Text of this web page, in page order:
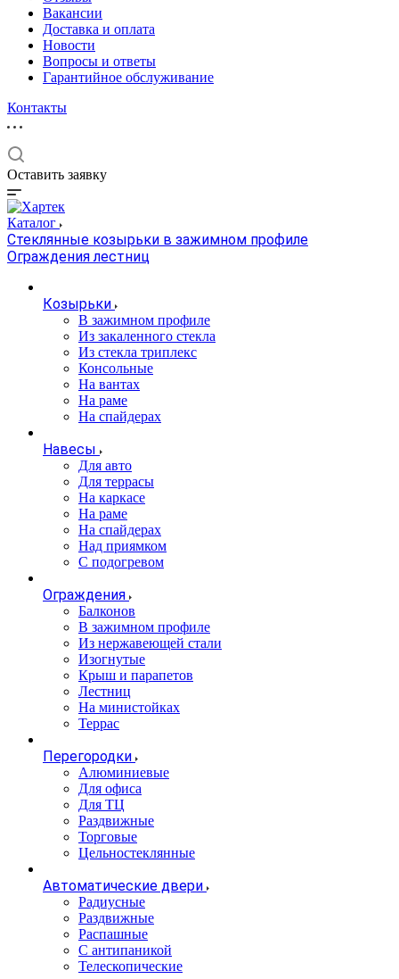
Вакансии
Доставка и оплата
Новости
Вопросы и ответы
Гарантийное обслуживание
Контакты
Оставить заявку
Каталог
Стеклянные козырьки в зажимном профиле
Ограждения лестниц
Козырьки
В зажимном профиле
Из закаленного стекла
Из стекла триплекс
Консольные
На вантах
На раме
На спайдерах
Навесы
Для авто
Для террасы
На каркасе
На раме
На спайдерах
Над приямком
С подогревом
Ограждения
Балконов
В зажимном профиле
Из нержавеющей стали
Изогнутые
Крыш и парапетов
Лестниц
На министойках
Террас
Перегородки
Алюминиевые
Для офиса
Для ТЦ
Раздвижные
Торговые
Цельностеклянные
Автоматические двери
Радиусные
Раздвижные
Распашные
С антипаникой
Телескопические